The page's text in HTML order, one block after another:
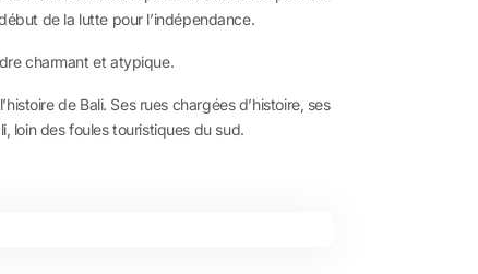
de la lutte pour l’indépendance.
charmant et atypique.
de Bali. Ses rues chargées d’histoire, ses
loin des foules touristiques du sud.